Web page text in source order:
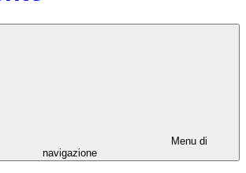
Menu di
navigazione